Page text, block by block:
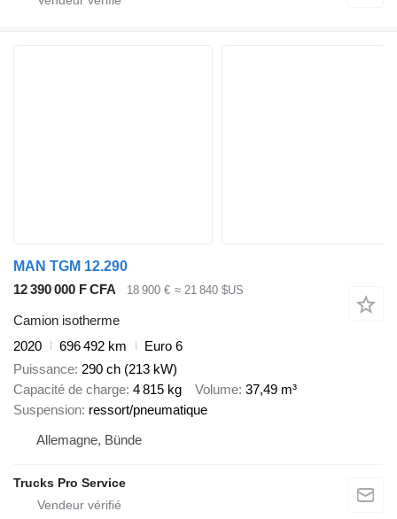
MAN TGM 12.290
12 390 000 F CFA
18 900 € ≈ 21 840 $US
Camion isotherme
2020
696 492 km
Euro 6
Puissance 290 ch (213 kW)
Capacité de charge 4 815 kg Volume 37,49 m³
Suspension ressort/pneumatique
Allemagne, Bünde
Trucks Pro Service